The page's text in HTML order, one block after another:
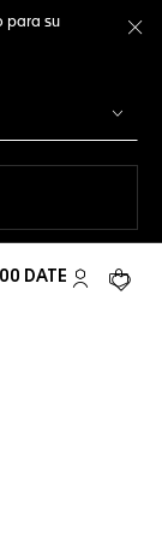
para su
Cuenta Mi
Su
DATE